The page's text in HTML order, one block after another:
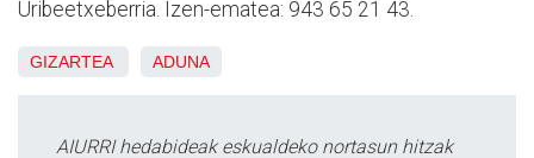
Uribeetxeberria. Izen-ematea: 943 65 21 43.
GIZARTEA ADUNA
AIURRI hedabideak eskualdeko nortasun hitzak